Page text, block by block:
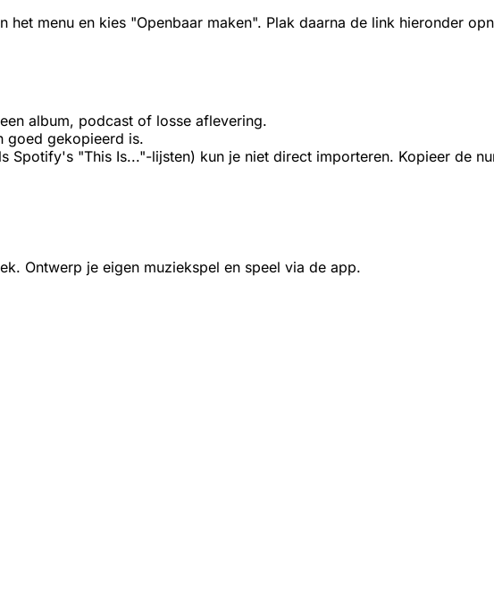
het menu en kies "Openbaar maken". Plak daarna de link hieronder
album, podcast of losse aflevering.
goed gekopieerd is.
Spotify's "This Is..."-lijsten) kun je niet direct importeren. Kopieer de
Ontwerp je eigen muziekspel en speel via de app.